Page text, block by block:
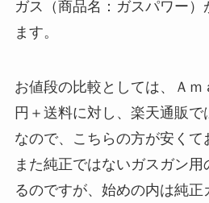
ガス（商品名：ガスパワー
ます。
お値段の比較としては、Ａｍ
円＋送料に対し、楽天通販
なので、こちらの方が安くて
また純正ではないガスガン
るのですが、始めの内は純正